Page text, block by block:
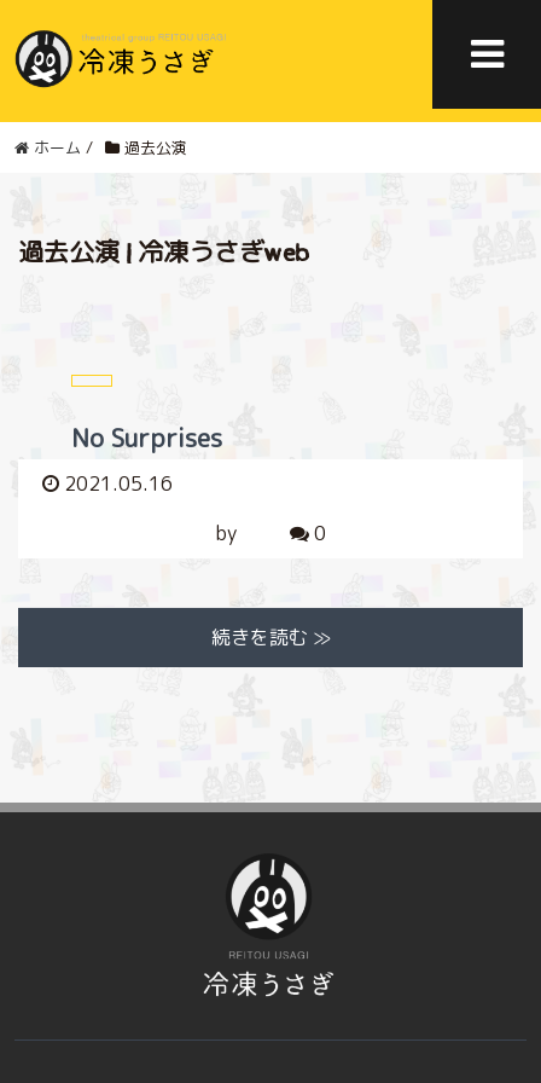
ホーム / 過去公演
過去公演 | 冷凍うさぎweb
No Surprises
2021.05.16
by
0
続きを読む ≫